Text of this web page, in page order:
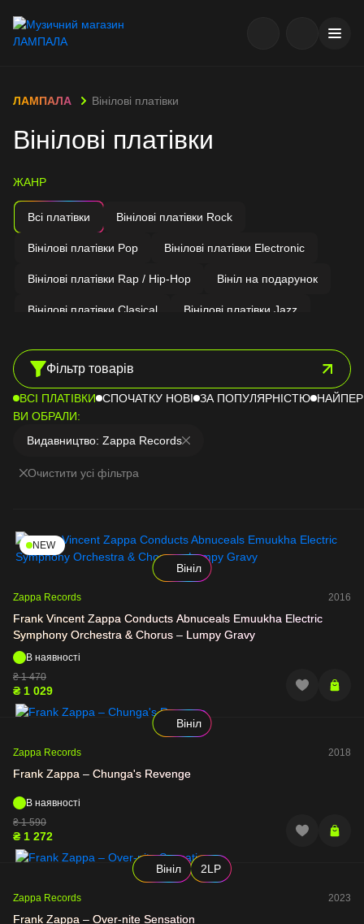
ЛАМПАЛА Вінілові платівки
Вінілові платівки
ЖАНР
Всі платівки Вінілові платівки Rock
Вінілові платівки Pop Вінілові платівки Electronic
Вінілові платівки Rap / Hip-Hop Вініл на подарунок
Вінілові платівки Clasical Вінілові платівки Jazz
Вінілові платівки Blues
Вінілові платівки Country
ВСІ ПЛАТІВКИ СПОЧАТКУ НОВІ ЗА ПОПУЛЯРНІСТЮ
Фільтр товарів
ВИ ОБРАЛИ:
Видавництво: Zappa Records
Очистити усі фільтра
NEW
Вініл
Zappa Records 2016
Frank Vincent Zappa Conducts Abnuceals Emuukha Electric
Symphony Orchestra & Chorus – Lumpy Gravy
В наявності
₴1 470
₴ 1 029
Вініл
Zappa Records 2018
Frank Zappa – Chunga's Revenge
В наявності
₴1 590
₴ 1 272
Вініл 2LP
Zappa Records 2023
Frank Zappa – Over-nite Sensation